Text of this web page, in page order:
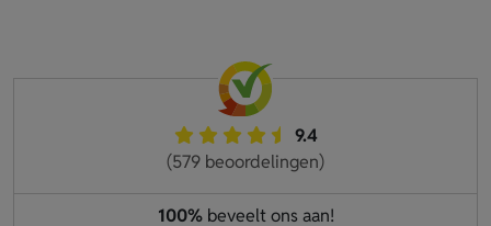
9.4
(579 beoordelingen)
100%beveelt ons aan!